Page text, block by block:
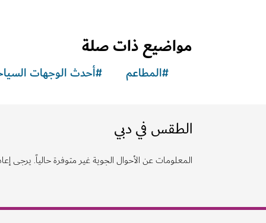
أحدث الوجهات السياحية
وجهة مميزة تجمع بين الإبداع والثقافة وتجارب